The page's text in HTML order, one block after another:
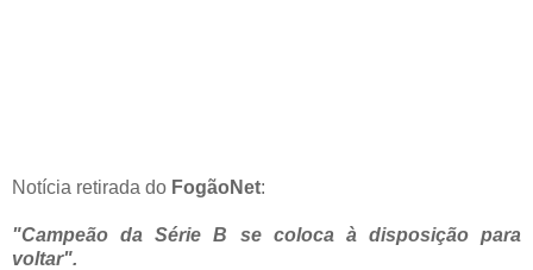
Notícia retirada do FogãoNet:
"Campeão da Série B se coloca à disposição para
voltar".